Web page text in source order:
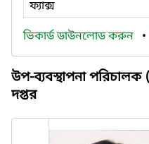
ফ্যাক্স
ভিকার্ড ডাউনলোড করুন •
উপ-ব্যবস্থাপনা
দপ্তর